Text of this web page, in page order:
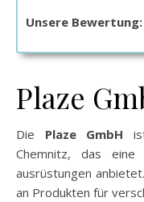
Unsere Bewertung:
Plaze
Die Plaze GmbH
Chemnitz, das
ausrüstungen
an Produkten für